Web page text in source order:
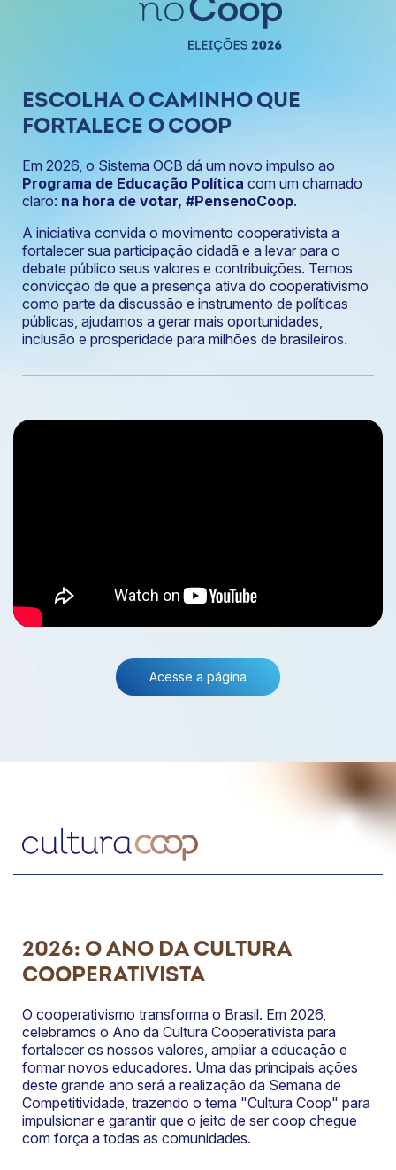
ESCOLHA O CAMINHO QUE
FORTALECE O COOP
Em 2026, o Sistema OCB dá um novo impulso ao
Programa de Educação Política com um chamado
claro: na hora de votar, #PensenoCoop.
A iniciativa convida o movimento cooperativista a
fortalecer sua participação cidadã e a levar para o
debate público seus valores e contribuições. Temos
convicção de que a presença ativa do cooperativismo
como parte da discussão e instrumento de políticas
públicas, ajudamos a gerar mais oportunidades,
inclusão e prosperidade para milhões de brasileiros.
Acesse a página
2026: O ANO DA CULTURA
COOPERATIVISTA
O cooperativismo transforma o Brasil. Em 2026,
celebramos o Ano da Cultura Cooperativista para
fortalecer os nossos valores, ampliar a educação e
formar novos educadores. Uma das principais ações
deste grande ano será a realização da Semana de
Competitividade, trazendo o tema "Cultura Coop" para
impulsionar e garantir que o jeito de ser coop chegue
com força a todas as comunidades.